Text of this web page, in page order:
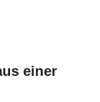
einer